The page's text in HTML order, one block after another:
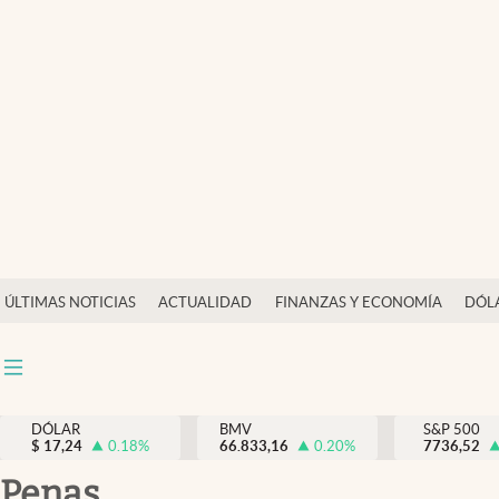
ÚLTIMAS NOTICIAS ACTUALIDAD FINANZAS Y ECONOMÍA
Opinión
Vida y estilo
DÓLAR
$ 17,24 0.18%
BMV
66.833,16
0.20%
S&P 500
7736,52